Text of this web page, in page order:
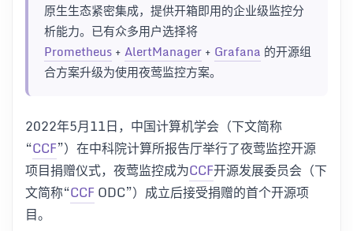
原生生态紧密集成，提供开箱即用的企业级监控分
析能力。已有众多用户选择将
Prometheus + AlertManager + Grafana 的开源组
合方案升级为使用夜莺监控方案。
2022年5月11日，中国计算机学会（下文简称
“CCF”）在中科院计算所报告厅举行了夜莺监控开源
项目捐赠仪式，夜莺监控成为CCF开源发展委员会（下
文简称“CCF ODC”）成立后接受捐赠的首个开源项
目。